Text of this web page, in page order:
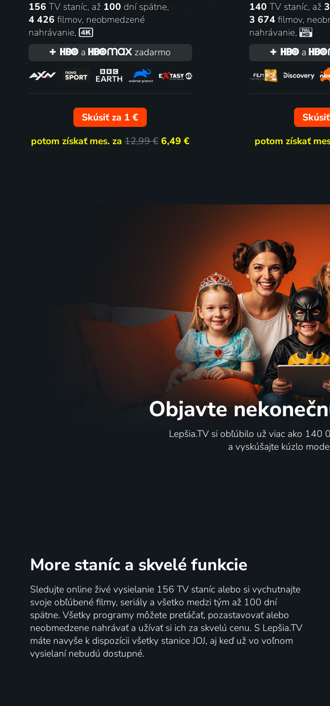
156 TV staníc, až 100 dní spätne,
4 426 filmov, neobmedzené
nahrávanie,
a
zadarmo
Skúsiť za 1 €
potom získať mes. za12,99 € 6,49 €
140 TV staníc, až
3 674 filmov,
nahrávanie,
a
potom získať
Objavte
Lepšia.TV si obľúbilo už viac ako 140
a vyskúšajte kúzlo
More staníc a skvelé funkcie
Sledujte online živé vysielanie 156 TV staníc alebo si vychutnajte
svoje obľúbené filmy, seriály a všetko medzi tým až 100 dní
spätne. Všetky programy môžete pretáčať, pozastavovať alebo
neobmedzene nahrávať a užívať si ich za skvelú cenu. S Lepšia.TV
máte navyše k dispozícii všetky stanice JOJ, aj keď už vo voľnom
vysielaní nebudú dostupné.